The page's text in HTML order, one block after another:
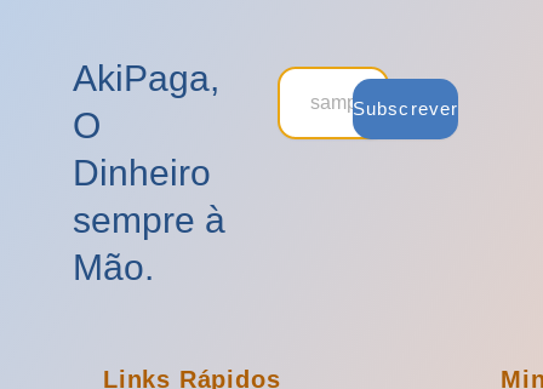
AkiPaga,
O
Dinheiro
sempre à
Mão.
Subscrever
Links Rápidos